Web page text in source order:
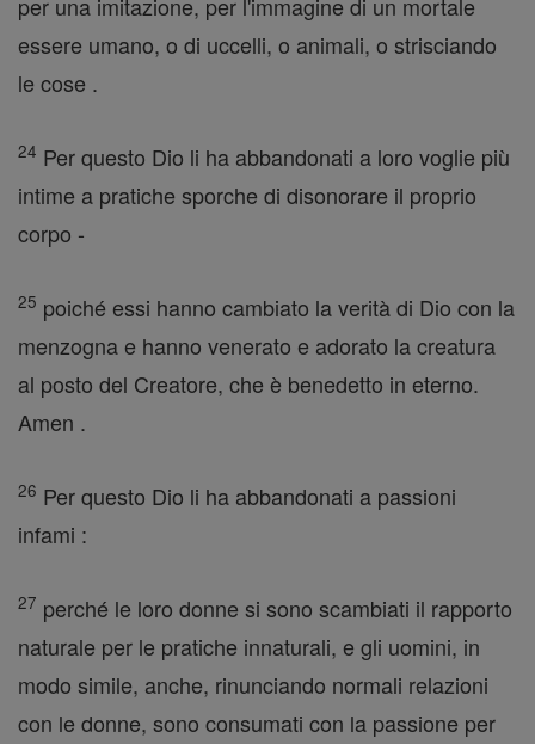
essere umano, o di uccelli, o animali, o strisciando
le cose .
24 Per questo Dio li ha abbandonati a loro voglie più
intime a pratiche sporche di disonorare il proprio
corpo -
25 poiché essi hanno cambiato la verità di Dio con la
menzogna e hanno venerato e adorato la creatura
al posto del Creatore, che è benedetto in eterno.
Amen .
26 Per questo Dio li ha abbandonati a passioni
infami :
27 perché le loro donne si sono scambiati il rapporto
naturale per le pratiche innaturali, e gli uomini, in
modo simile, anche, rinunciando normali relazioni
con le donne, sono consumati con la passione per